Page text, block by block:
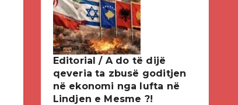
Editorial / A do të dijë
qeveria ta zbusë goditjen
në ekonomi nga lufta në
Lindjen e Mesme ?!